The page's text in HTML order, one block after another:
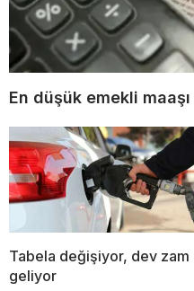
En düşük emekli
Tabela değişiyor, dev zam
geliyor